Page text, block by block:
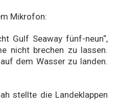
Mikrofon:
Gulf Seaway fünf-neun“,
nicht brechen zu lassen.
dem Wasser zu landen.
stellte die Landeklappen